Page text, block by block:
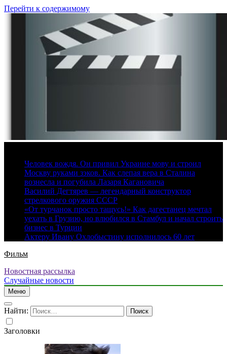
Перейти к содержимому
Человек вождя. Он привил Украине мову и строил
Москву руками зэков. Как слепая вера в Сталина
вознесла и погубила Лазаря Кагановича
Василий Дегтярев — легендарный конструктор
стрелкового оружия СССР
«От турчанок просто тащусь!» Как дагестанец мечтал
уехать в Грузию, но влюбился в Стамбул и начал строить
бизнес в Турции
Актеру Ивану Охлобыстину исполнилось 60 лет
Фильм
Новостная рассылка
Случайные новости
Меню
Найти:
Заголовки